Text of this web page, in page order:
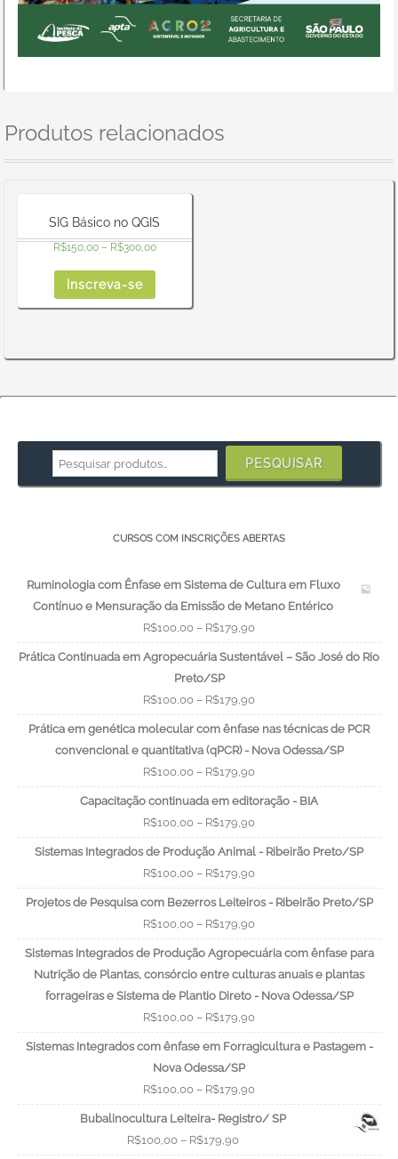
Produtos relacionados
SIG Básico no QGIS
R$150,00– R$300,00
Inscreva-se
Pesquisar
por:
PESQUISAR
CURSOS COM INSCRIÇÕES ABERTAS
Ruminologia com Ênfase em Sistema de Cultura em Fluxo
Contínuo e Mensuração da Emissão de Metano Entérico
R$100,00 – R$179,90
Prática Continuada em Agropecuária Sustentável – São José do Rio
Preto/SP
R$100,00 – R$179,90
Prática em genética molecular com ênfase nas técnicas de PCR
convencional e quantitativa (qPCR) - Nova Odessa/SP
R$100,00 – R$179,90
Capacitação continuada em editoração - BIA
R$100,00 – R$179,90
Sistemas Integrados de Produção Animal - Ribeirão Preto/SP
R$100,00 – R$179,90
Projetos de Pesquisa com Bezerros Leiteiros - Ribeirão Preto/SP
R$100,00 – R$179,90
Sistemas Integrados de Produção Agropecuária com ênfase para
Nutrição de Plantas, consórcio entre culturas anuais e plantas
forrageiras e Sistema de Plantio Direto - Nova Odessa/SP
R$100,00 – R$179,90
Sistemas Integrados com ênfase em Forragicultura e Pastagem -
Nova Odessa/SP
R$100,00 – R$179,90
Bubalinocultura Leiteira- Registro/ SP
R$100,00 – R$179,90